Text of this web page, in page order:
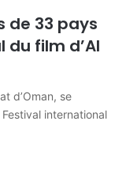
de 33 pays
film d’Al
d’Oman, se
international